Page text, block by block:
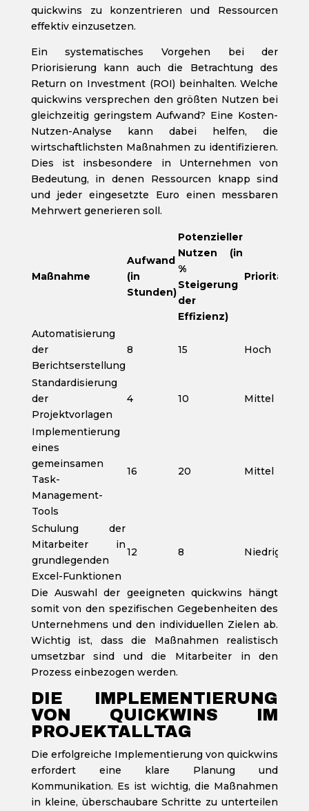
quickwins zu konzentrieren und Ressourcen
effektiv einzusetzen.
Ein systematisches Vorgehen bei der
Priorisierung kann auch die Betrachtung des
Return on Investment (ROI) beinhalten. Welche
quickwins versprechen den größten Nutzen bei
gleichzeitig geringstem Aufwand? Eine Kosten-
Nutzen-Analyse kann dabei helfen, die
wirtschaftlichsten Maßnahmen zu identifizieren.
Dies ist insbesondere in Unternehmen von
Bedeutung, in denen Ressourcen knapp sind
und jeder eingesetzte Euro einen messbaren
Mehrwert generieren soll.
Maßnahme
Aufwand
(in
Stunden)
Potenzieller
Nutzen (in
%
Steigerung
der
Effizienz)
Priorität
Automatisierung
der
Berichtserstellung
8 15 Hoch
Standardisierung
der
Projektvorlagen
4 10 Mittel
Implementierung
eines
gemeinsamen
Task-
Management-
Tools
16 20 Mittel
Schulung der
Mitarbeiter in
grundlegenden
Excel-Funktionen
12 8 Niedrig
Die Auswahl der geeigneten quickwins hängt
somit von den spezifischen Gegebenheiten des
Unternehmens und den individuellen Zielen ab.
Wichtig ist, dass die Maßnahmen realistisch
umsetzbar sind und die Mitarbeiter in den
Prozess einbezogen werden.
DIE IMPLEMENTIERUNG
VON QUICKWINS IM
PROJEKTALLTAG
Die erfolgreiche Implementierung von quickwins
erfordert eine klare Planung und
Kommunikation. Es ist wichtig, die Maßnahmen
in kleine, überschaubare Schritte zu unterteilen